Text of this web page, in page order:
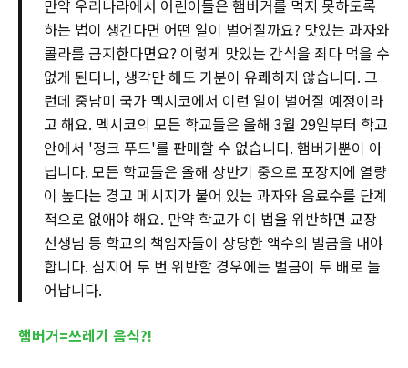
만약 우리나라에서 어린이들은 햄버거를 먹지 못하도록
하는 법이 생긴다면 어떤 일이 벌어질까요? 맛있는 과자와
콜라를 금지한다면요? 이렇게 맛있는 간식을 죄다 먹을 수
없게 된다니, 생각만 해도 기분이 유쾌하지 않습니다. 그
런데 중남미 국가 멕시코에서 이런 일이 벌어질 예정이라
고 해요. 멕시코의 모든 학교들은 올해 3월 29일부터 학교
안에서 '정크 푸드'를 판매할 수 없습니다. 햄버거뿐이 아
닙니다. 모든 학교들은 올해 상반기 중으로 포장지에 열량
이 높다는 경고 메시지가 붙어 있는 과자와 음료수를 단계
적으로 없애야 해요. 만약 학교가 이 법을 위반하면 교장
선생님 등 학교의 책임자들이 상당한 액수의 벌금을 내야
합니다. 심지어 두 번 위반할 경우에는 벌금이 두 배로 늘
어납니다.
햄버거=쓰레기 음식?!